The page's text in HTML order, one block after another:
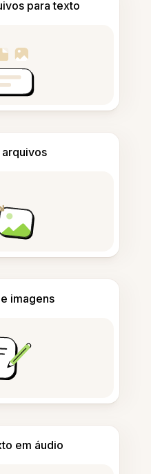
para texto
imagens
em áudio